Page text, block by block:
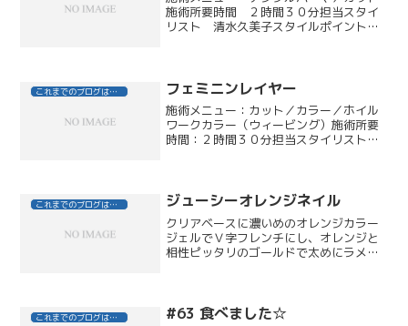
施術所要時間 ２時間３０分担当スタイ
リスト 清水久美子スタイルポイント
ルパーマをかけました。前...
これまでのブログはこちら フェミニンレイヤー
施術メニュー：カット／カラー／ホイル
ワークカラー（ウィービング）施術所要
時間：２時間３０分担当スタイリスト：
ーレイヤーにしてクセがハ...
これまでのブログはこちら ジューシーオレンジネイル
クリアベースに濃いめのオレンジカラー
ジェルでＶ字フレンチにし、オレンジと
相性ピッタリのゴールドで太めにラメラ
合わせるとオシャレ度ＵＰ...
これまでのブログはこちら #63 食べました☆